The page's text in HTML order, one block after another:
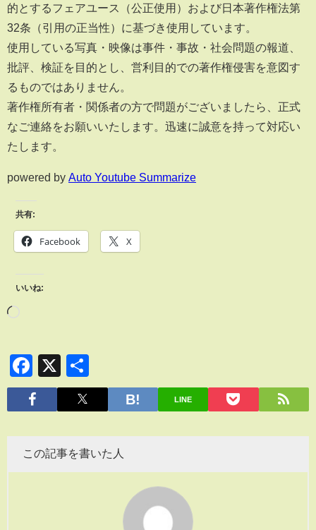
的とするフェアユース（公正使用）および日本著作権法第
32条（引用の正当性）に基づき使用しています。
使用している写真・映像は事件・事故・社会問題の報道、
批評、検証を目的とし、営利目的での著作権侵害を意図す
るものではありません。
著作権所有者・関係者の方で問題がございましたら、正式
なご連絡をお願いいたします。迅速に誠意を持って対応い
たします。
powered by Auto Youtube Summarize
共有:
Facebook X
いいね:
Facebook
X
有
LINE
この記事を書いた人